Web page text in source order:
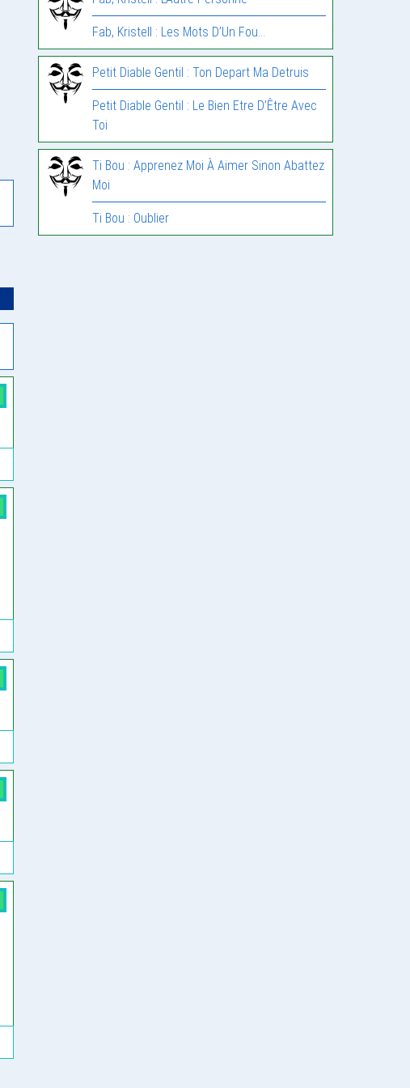
Fab, Kristell : Les Mots D’Un Fou…
Petit Diable Gentil : Ton Depart Ma Detruis
Petit Diable Gentil : Le Bien Etre D’Être Avec
Toi
Ti Bou : Apprenez Moi À Aimer Sinon Abattez
Moi
Ti Bou : Oublier